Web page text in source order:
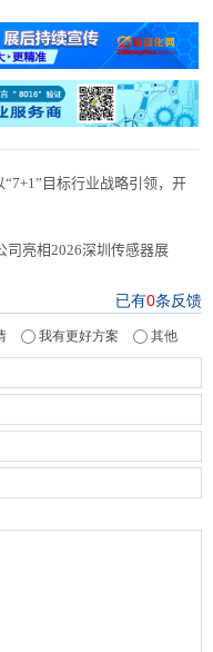
“7+1”目标行业战略引领，开
司亮相2026深圳传感器展